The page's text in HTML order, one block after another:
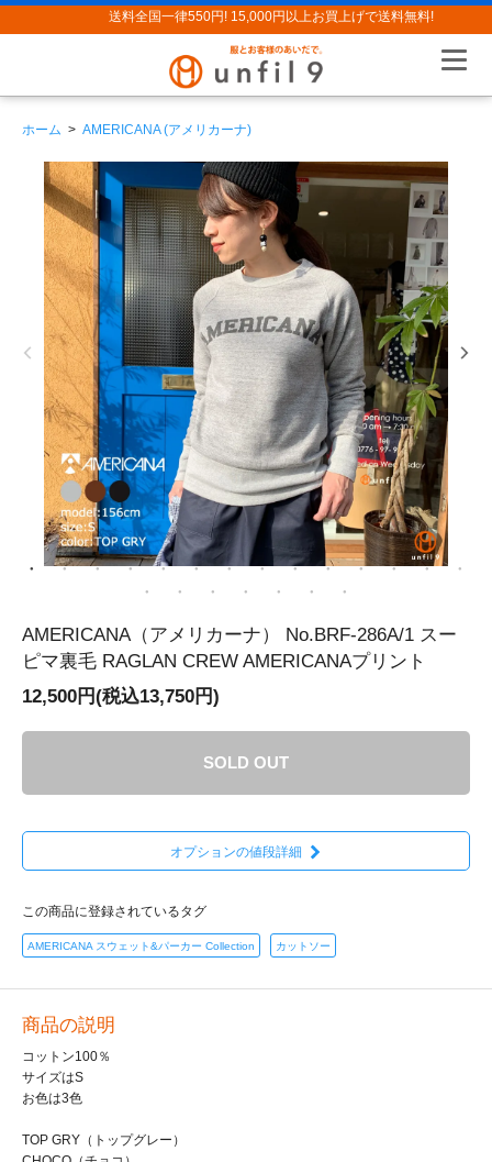
送料全国一律550円! 15,000円以上お買上げで送料無料!
ホーム > AMERICANA (アメリカーナ)
AMERICANA（アメリカーナ） No.BRF-286A/1 スー
ピマ裏毛 RAGLAN CREW AMERICANAプリント
12,500円(税込13,750円)
SOLD OUT
オプションの値段詳細
この商品に登録されているタグ
AMERICANA スウェット&パーカー Collection カットソー
商品の説明
コットン100％
サイズはS
お色は3色
TOP GRY（トップグレー）